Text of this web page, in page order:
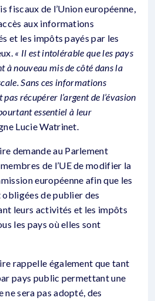
fiscaux de l’Union européenne,
aux informations
et les impôts payés par les
« Il est intolérable que les pays
à nouveau mis de côté dans la
Sans ces informations
récupérer l’argent de l’évasion
essentiel à leur
Lucie Watrinet.
demande au Parlement
de l’UE de modifier la
européenne afin que les
de publier des
leurs activités et les impôts
les pays où elles sont
rappelle également que tant
pays public permettant une
sera pas adopté, des